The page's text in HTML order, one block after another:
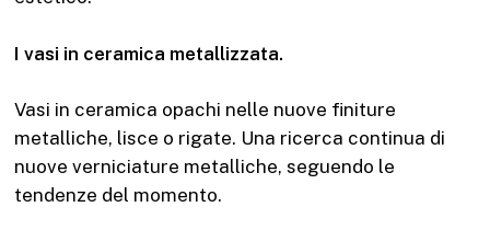
I vasi in ceramica metallizzata.
Vasi in ceramica opachi nelle nuove finiture
metalliche, lisce o rigate. Una ricerca continua di
nuove verniciature metalliche, seguendo le
tendenze del momento.